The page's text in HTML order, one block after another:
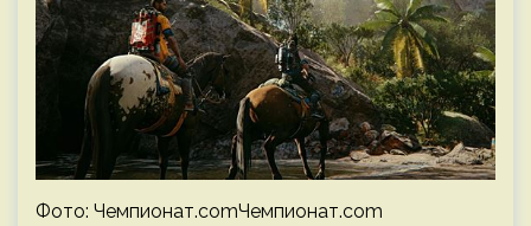
Фото: Чемпионат.comЧемпионат.com